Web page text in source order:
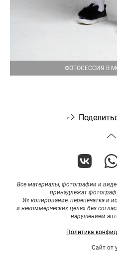
ФОТОСЕССИЯ В
Все материалы, фотографии и
принадлежат
Их копирование, перепечатка и
и некоммерческих целях без
нарушением
Политика
Сайт от